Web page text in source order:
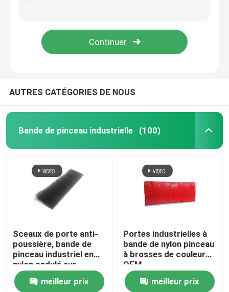
Brosses à vis
Pinceau à tubes de fil
Le pinceau de diffusion Web
Brosses industrielles sur mesure
AUTRES CATÉGORIES DE NOUS
Bande de pinceau industrielle (100)
Sceaux de porte anti-
poussière, bande de
pinceau industriel en
nylon ondulé sur
mesure
meilleur prix
Portes industrielles à
bande de nylon pinceau
à brosses de couleur
OEM
meilleur prix